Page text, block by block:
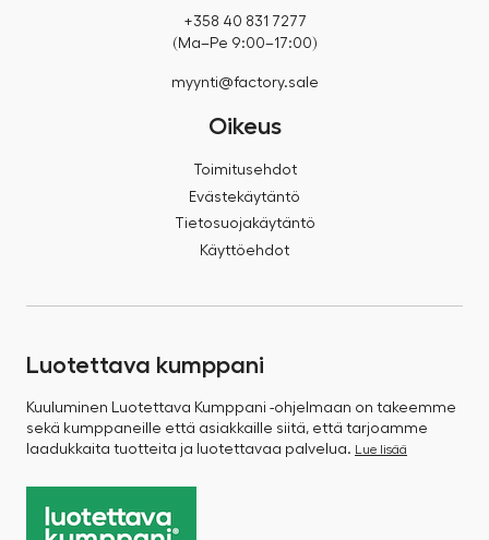
+358 40 831 7277
(Ma–Pe 9:00–17:00)
myynti@factory.sale
Oikeus
Toimitusehdot
Evästekäytäntö
Tietosuojakäytäntö
Käyttöehdot
Luotettava kumppani
Kuuluminen Luotettava Kumppani -ohjelmaan on takeemme
sekä kumppaneille että asiakkaille siitä, että tarjoamme
laadukkaita tuotteita ja luotettavaa palvelua. Lue lisää